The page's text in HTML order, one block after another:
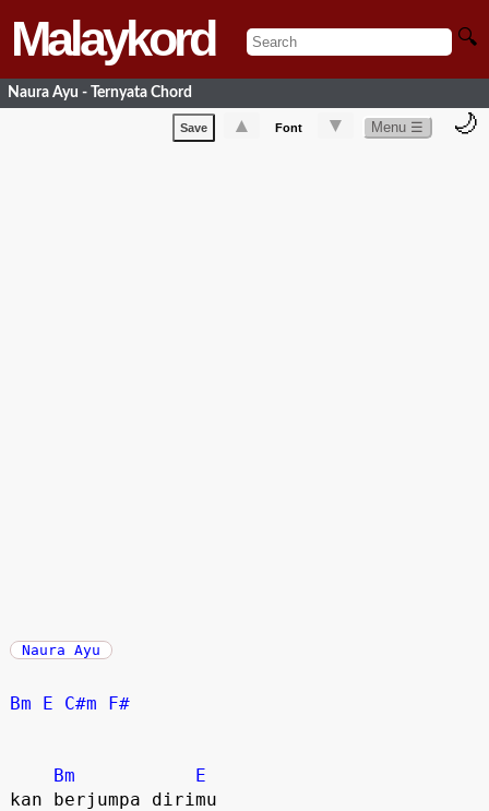
Malaykord 🔍
Naura Ayu - Ternyata Chord
Save ▲ Font ▼ Menu ☰ 🌙
Naura Ayu
Bm E C#m F#
Bm
E
kan berjumpa dirimu